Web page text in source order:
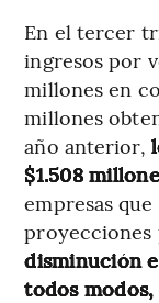
En el tercer
ingresos por
millones en
millones
año anterior,
$1.508
empresas
proyecciones
disminución
todos modos,